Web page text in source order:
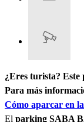
¿Eres turista? Este
Para más
Cómo aparcar en
El parking SABA